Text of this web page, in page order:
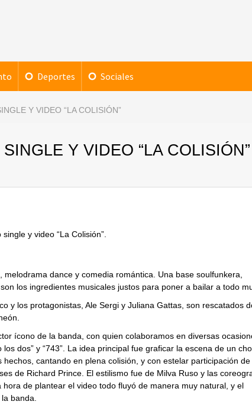
Deportes Sociales
Y VIDEO “LA COLISIÓN”
Y VIDEO “LA COLISIÓN”
y video “La Colisión”.
dance y comedia romántica. Una base soulfunkera,
los ingredientes musicales justos para poner a bailar a todo
y los protagonistas, Ale Sergi y Juliana Gattas, son rescatados
ícono de la banda, con quien colaboramos en diversas
dos” y “743”. La idea principal fue graficar la escena de un
cantando en plena colisión, y con estelar participación de
de Richard Prince. El estilismo fue de Milva Ruso y las
de plantear el video todo fluyó de manera muy natural, y el
banda.